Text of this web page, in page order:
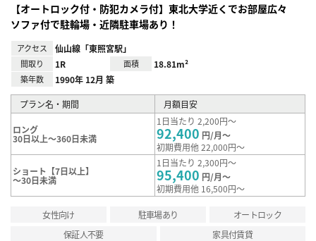
【オートロック付・防犯カメラ付】東北大学近くでお部屋広々
ソファ付で駐輪場・近隣駐車場あり！
アクセス 仙山線「東照宮駅」
間取り 1R 面積 18.81m²
築年数 1990年 12月 築
プラン名・期間 月額目安
ロング
30日以上～360日未満
1日当たり 2,200円～
92,400 円/月～
初期費用他 22,000円～
ショート【7日以上】
～30日未満
1日当たり 2,300円～
95,400 円/月～
初期費用他 16,500円～
女性向け 駐車場あり
オートロック
保証人不要
家具付賃貸